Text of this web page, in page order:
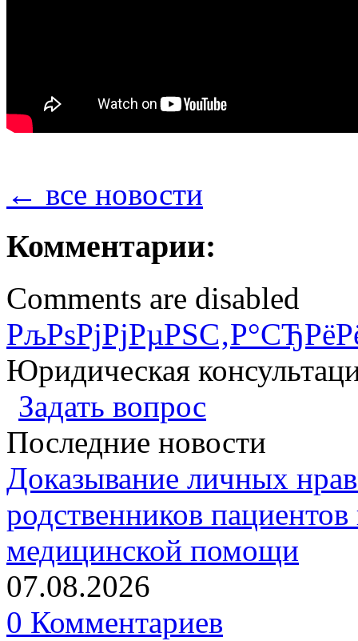
← все новости
Комментарии:
Comments are disabled
Юридическая
Задать вопрос
Последние новости
Доказывание личных
родственников
медицинской помощи
07.08.2026
0 Комментариев